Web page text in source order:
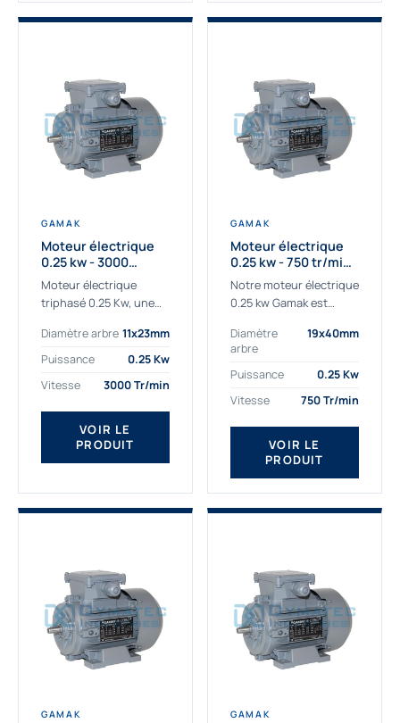
GAMAK
Moteur électrique
0.25 kw - 3000
Tr/min - 230/400V -
IE2
Moteur électrique
triphasé 0.25 Kw, une
adaptée à tous types
de machines.
triphasé 0.25 Kw Gamak
à haut rendement...
Diamètre arbre 11x23mm
Puissance
0.25 Kw
Vitesse
3000 Tr/min
VOIR LE
PRODUIT
GAMAK
Moteur électrique
0.25 kw - 750 tr/min -
230/400V - IE2
Notre moteur électrique
0.25 kw Gamak est
aux applications
sévères. Nous
déterminons,
fournissons
des moteurs
asynchrones depuis de
nombreuses années....
Diamètre
arbre
19x40mm
Puissance
0.25 Kw
Vitesse
750 Tr/min
VOIR LE
PRODUIT
GAMAK GAMAK